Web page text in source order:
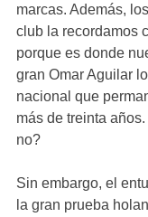
marcas. Además,
club la recordamos
porque es donde
gran Omar Aguilar
nacional que
más de treinta
no?
Sin embargo, el
la gran prueba